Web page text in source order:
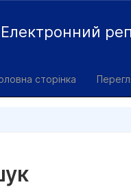
Електронний
сторінка